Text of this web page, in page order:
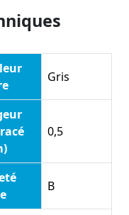
Gris
0,5
B